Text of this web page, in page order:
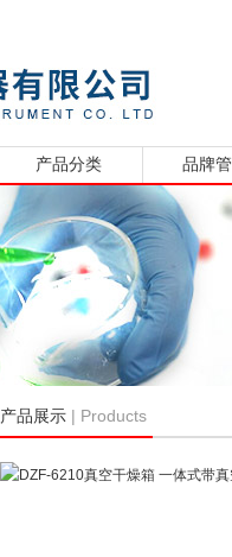
产品分类 品牌
产品展示 | Products